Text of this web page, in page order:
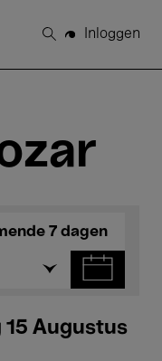
Zoeken
Inloggen
7 dagen
Augustus